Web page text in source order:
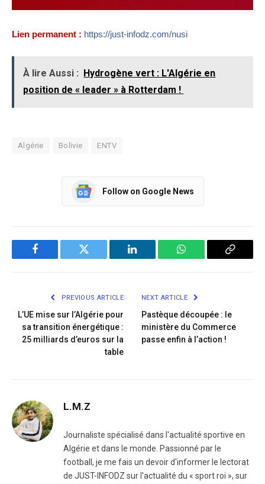
Lien permanent : https://just-infodz.com/nusi
À lire Aussi :
Hydrogène vert : L'Algérie en
position de « leader » à Rotterdam !
Algérie Bolivie ENTV
Follow on Google News
Facebook Twitter LinkedIn WhatsApp Copy
PREVIOUS ARTICLE
L’UE mise sur l’Algérie pour
sa transition énergétique :
25 milliards d’euros sur la
table
NEXT ARTICLE
Pastèque découpée : le
ministère du Commerce
passe enfin à l’action !
L.M.Z
Journaliste spécialisé dans l'actualité sportive en
Algérie et dans le monde. Passionné par le
football, je me fais un devoir d'informer le lectorat
de JUST-INFODZ sur l'actualité du « sport roi », sur